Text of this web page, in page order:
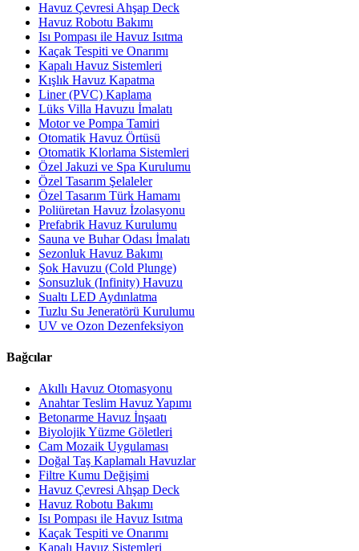
Havuz Çevresi Ahşap Deck
Havuz Robotu Bakımı
Isı Pompası ile Havuz Isıtma
Kaçak Tespiti ve Onarımı
Kapalı Havuz Sistemleri
Kışlık Havuz Kapatma
Liner (PVC) Kaplama
Lüks Villa Havuzu İmalatı
Motor ve Pompa Tamiri
Otomatik Havuz Örtüsü
Otomatik Klorlama Sistemleri
Özel Jakuzi ve Spa Kurulumu
Özel Tasarım Şelaleler
Özel Tasarım Türk Hamamı
Poliüretan Havuz İzolasyonu
Prefabrik Havuz Kurulumu
Sauna ve Buhar Odası İmalatı
Sezonluk Havuz Bakımı
Şok Havuzu (Cold Plunge)
Sonsuzluk (Infinity) Havuzu
Sualtı LED Aydınlatma
Tuzlu Su Jeneratörü Kurulumu
UV ve Ozon Dezenfeksiyon
Bağcılar
Akıllı Havuz Otomasyonu
Anahtar Teslim Havuz Yapımı
Betonarme Havuz İnşaatı
Biyolojik Yüzme Göletleri
Cam Mozaik Uygulaması
Doğal Taş Kaplamalı Havuzlar
Filtre Kumu Değişimi
Havuz Çevresi Ahşap Deck
Havuz Robotu Bakımı
Isı Pompası ile Havuz Isıtma
Kaçak Tespiti ve Onarımı
Kapalı Havuz Sistemleri